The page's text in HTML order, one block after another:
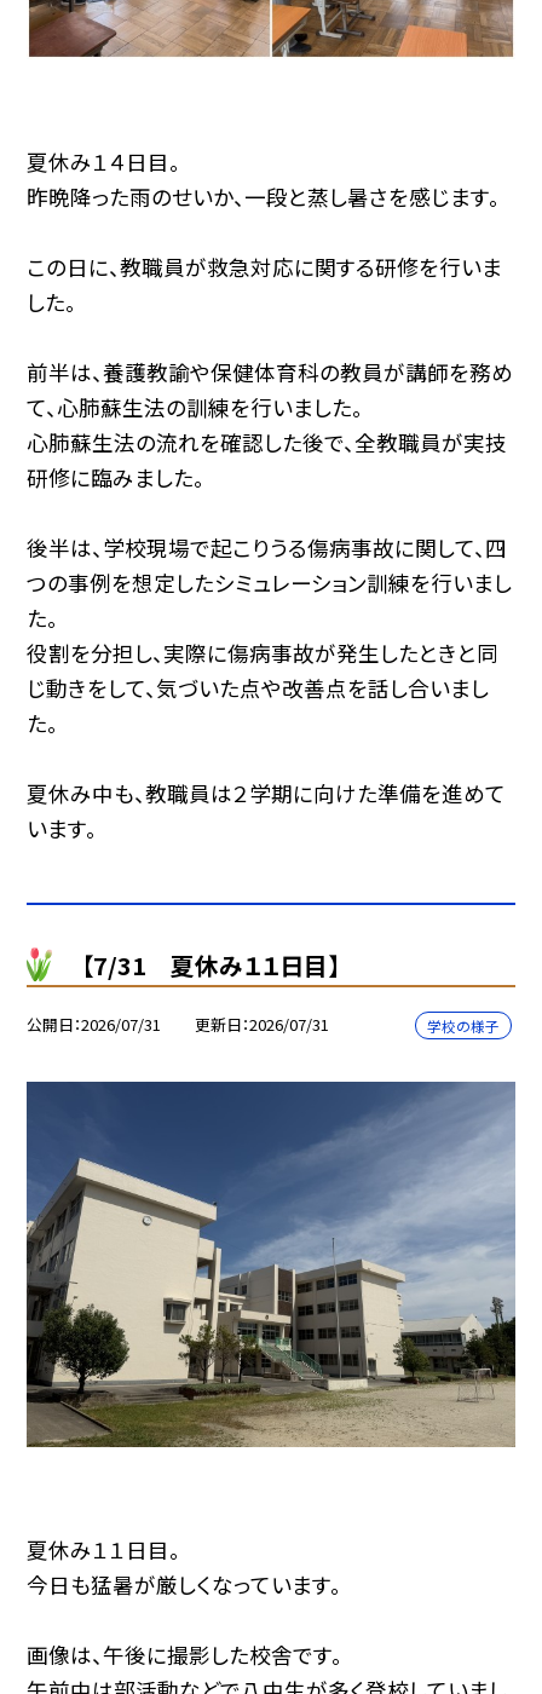
夏休み１４日目。
昨晩降った雨のせいか、一段と蒸し暑さを感じます。
この日に、教職員が救急対応に関する研修を行いま
した。
前半は、養護教諭や保健体育科の教員が講師を務め
て、心肺蘇生法の訓練を行いました。
心肺蘇生法の流れを確認した後で、全教職員が実技
研修に臨みました。
後半は、学校現場で起こりうる傷病事故に関して、四
つの事例を想定したシミュレーション訓練を行いまし
た。
役割を分担し、実際に傷病事故が発生したときと同
じ動きをして、気づいた点や改善点を話し合いまし
た。
夏休み中も、教職員は２学期に向けた準備を進めて
います。
【7/31 夏休み１１日目】
公開日 2026/07/31 更新日 2026/07/31 学校の様子
夏休み１１日目。
今日も猛暑が厳しくなっています。
画像は、午後に撮影した校舎です。